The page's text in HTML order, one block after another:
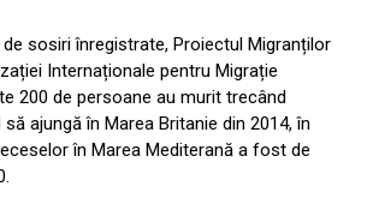
de sosiri înregistrate, Proiectul Migranților
Internaționale pentru Migrație
200 de persoane au murit trecând
ajungă în Marea Britanie din 2014, în
în Marea Mediterană a fost de